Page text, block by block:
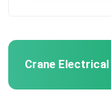
Crane